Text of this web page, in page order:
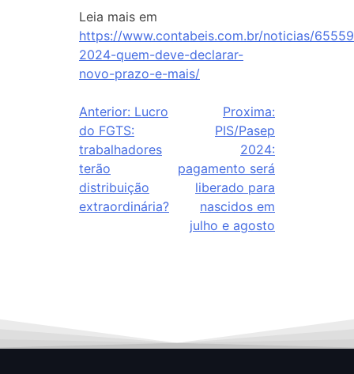
Leia mais em
https://www.contabeis.com.br/noticias/
2024-quem-deve-declarar-
novo-prazo-e-mais/
Anterior: Lucro
do FGTS:
trabalhadores
terão
distribuição
extraordinária?
Proxima:
PIS/Pasep
2024:
pagamento será
liberado para
nascidos em
julho e agosto